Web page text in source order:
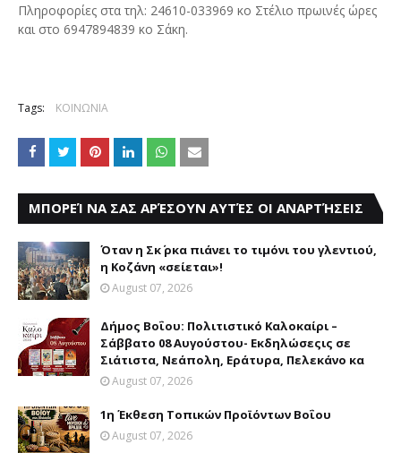
Πληροφορίες στα τηλ: 24610-033969 κο Στέλιο πρωινές ώρες
και στο 6947894839 κο Σάκη.
Tags: ΚΟΙΝΩΝΙΑ
ΜΠΟΡΕΊ ΝΑ ΣΑΣ ΑΡΈΣΟΥΝ ΑΥΤΈΣ ΟΙ ΑΝΑΡΤΉΣΕΙΣ
Όταν η Σκ΄ ρκα πιάνει το τιμόνι του γλεντιού,
η Κοζάνη «σείεται»!
August 07, 2026
Δήμος Βοΐου: Πολιτιστικό Καλοκαίρι –
Σάββατο 08 Αυγούστου- Eκδηλώσεςις σε
Σιάτιστα, Νεάπολη, Εράτυρα, Πελεκάνο κα
August 07, 2026
1η Έκθεση Τοπικών Προϊόντων Βοΐου
August 07, 2026